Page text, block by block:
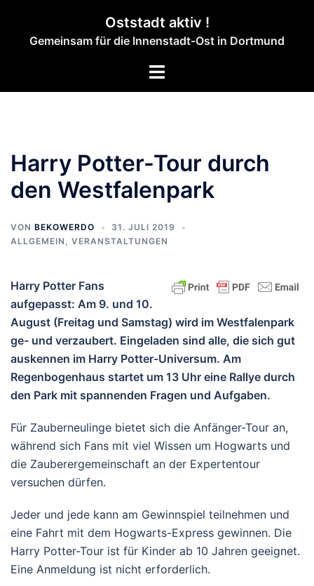
springen
Oststadt aktiv !
Gemeinsam für die Innenstadt-Ost in Dortmund
Menü
Harry Potter-Tour durch
den Westfalenpark
VON BEKOWERDO
31. JULI 2019
ALLGEMEIN , VERANSTALTUNGEN
Harry Potter Fans
aufgepasst: Am 9. und 10.
August (Freitag und Samstag) wird im Westfalenpark
ge- und verzaubert. Eingeladen sind alle, die sich gut
auskennen im Harry Potter-Universum. Am
Regenbogenhaus startet um 13 Uhr eine Rallye durch
den Park mit spannenden Fragen und Aufgaben.
Für Zauberneulinge bietet sich die Anfänger-Tour an,
während sich Fans mit viel Wissen um Hogwarts und
die Zauberergemeinschaft an der Expertentour
versuchen dürfen.
Jeder und jede kann am Gewinnspiel teilnehmen und
eine Fahrt mit dem Hogwarts-Express gewinnen. Die
Harry Potter-Tour ist für Kinder ab 10 Jahren geeignet.
Eine Anmeldung ist nicht erforderlich.